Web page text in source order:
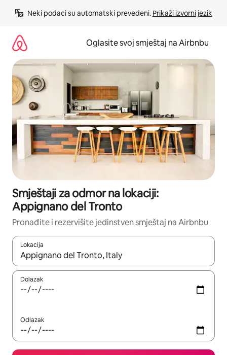
Neki podaci su automatski prevedeni. Prikaži izvorni jezik
Oglasite svoj smještaj na Airbnbu
Smještaji za odmor na lokaciji:
Appignano del Tronto
Pronađite i rezervišite jedinstven smještaj na Airbnbu
Lokacija
Kad rezultati budu dostupni, krećite se gore i dolje pomoću
Dolazak
Odlazak